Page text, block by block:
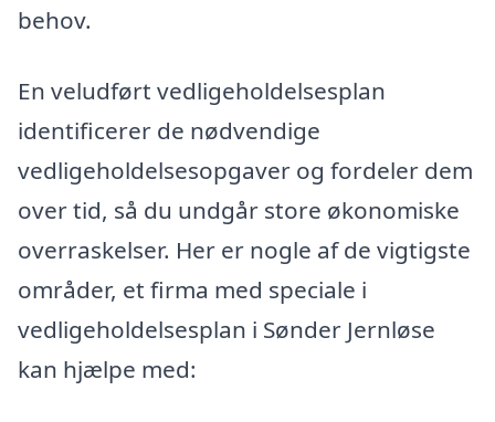
behov.
En veludført vedligeholdelsesplan
identificerer de nødvendige
vedligeholdelsesopgaver og fordeler dem
over tid, så du undgår store økonomiske
overraskelser. Her er nogle af de vigtigste
områder, et firma med speciale i
vedligeholdelsesplan i Sønder Jernløse
kan hjælpe med: